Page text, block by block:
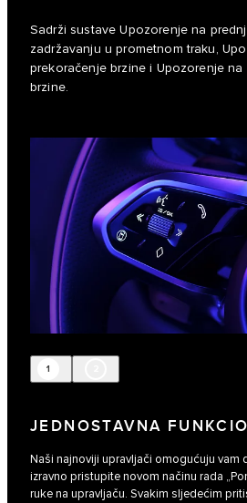
Sadrži sustave Upozorenje na
zadržavanju u prometnom traku,
prekoračenje brzine i Upozorenje
brzine.
1
JEDNOSTAVNA
Naši najnoviji upravljači omogućuju vam
izravno pristupite novom načinu rada
ruke na upravljaču. Svakim sljedećim